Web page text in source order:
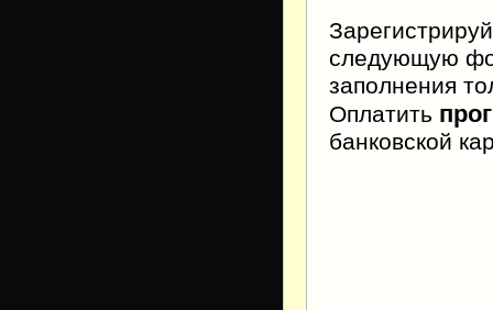
следующую
заполнения
Оплатить
банковской